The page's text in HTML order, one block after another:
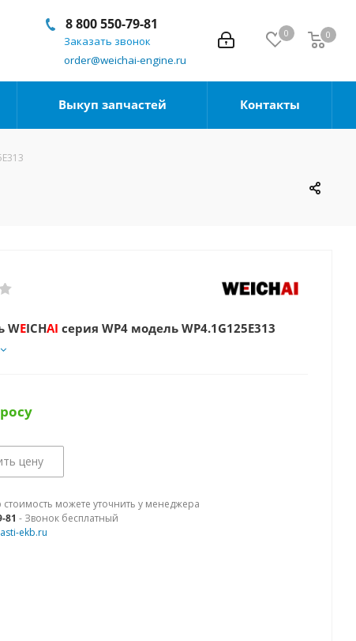
0 0
8 800 550-79-81
Заказать звонок
order@weichai-engine.ru
Выкуп запчастей Контакты
WEICHAI серия WP4 модель WP4.1G125E313
цену
стоимость можете уточнить у менеджера
81 - Звонок бесплатный
ekb.ru